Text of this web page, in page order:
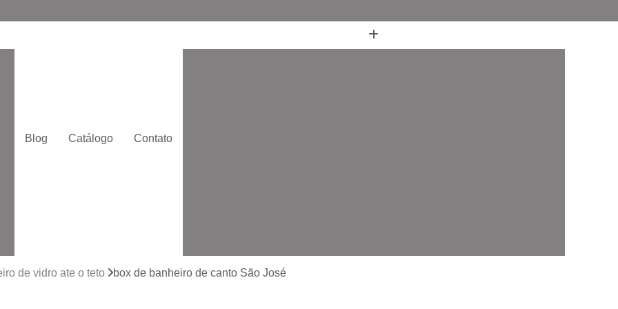
Blog Catálogo Contato
Box de Vidro Sanfonado ABC
de vidro ate o teto box de banheiro de canto São José